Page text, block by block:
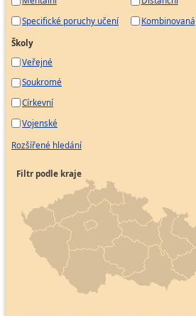
Specifické poruchy učení
Kombinovaná
Školy
Veřejné
Soukromé
Církevní
Vojenské
Rozšířené hledání
Filtr podle kraje